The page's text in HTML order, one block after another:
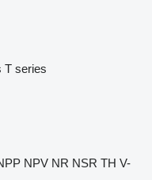
T series
NPV NR NSR TH V-